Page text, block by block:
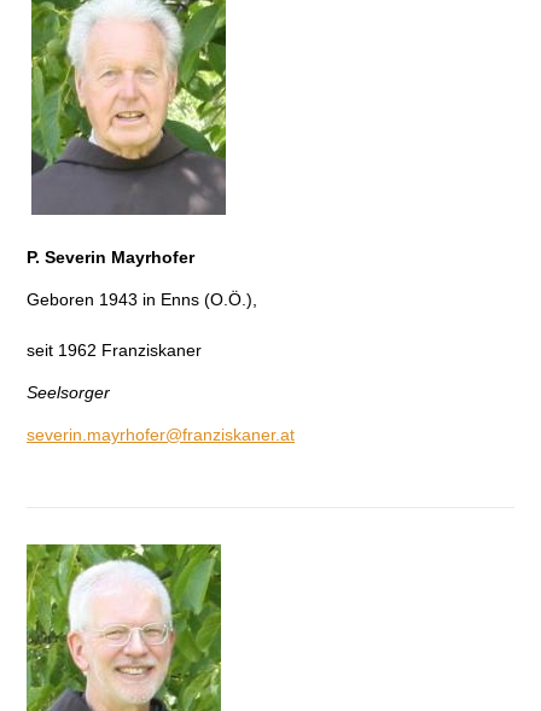
P. Severin Mayrhofer
Geboren 1943 in Enns (O.Ö.),
seit 1962 Franziskaner
Seelsorger
severin.mayrhofer@franziskaner.at